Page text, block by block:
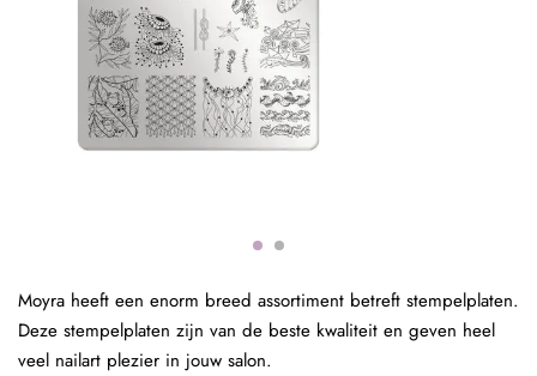
Moyra heeft een enorm breed assortiment betreft stempelplaten.
Deze stempelplaten zijn van de beste kwaliteit en geven heel
veel nailart plezier in jouw salon.